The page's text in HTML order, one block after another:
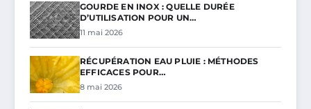
GOURDE EN INOX : QUELLE DURÉE
D’UTILISATION POUR UN…
11 mai 2026
RÉCUPÉRATION EAU PLUIE : MÉTHODES
EFFICACES POUR…
8 mai 2026